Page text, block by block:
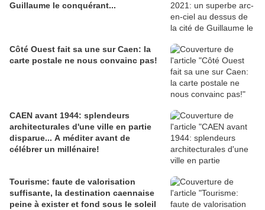
Guillaume le conquérant...
Côté Ouest fait sa une sur Caen: la
carte postale ne nous convainc pas!
CAEN avant 1944: splendeurs
architecturales d'une ville en partie
disparue... A méditer avant de
célébrer un millénaire!
Tourisme: faute de valorisation
suffisante, la destination caennaise
peine à exister et fond sous le soleil